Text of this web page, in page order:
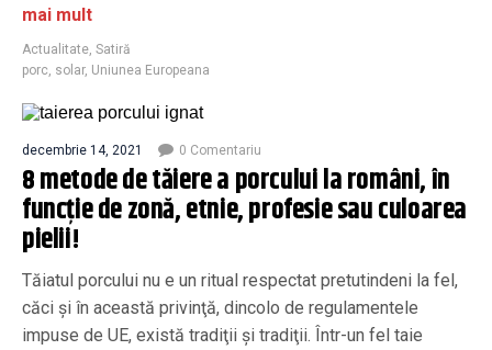
mai mult
Actualitate, Satiră
porc, solar, Uniunea Europeana
decembrie 14, 2021 0 Comentariu
8 metode de tăiere a porcului la români, în
funcţie de zonă, etnie, profesie sau culoarea
pielii!
Tăiatul porcului nu e un ritual respectat pretutindeni la fel,
căci şi în această privinţă, dincolo de regulamentele
impuse de UE, există tradiţii şi tradiţii. Într-un fel taie